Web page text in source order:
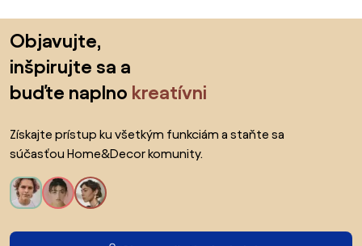
Objavujte,
inšpirujte sa a
buďte naplno kreatívni
Získajte prístup ku všetkým funkciám a staňte sa
súčasťou Home&Decor komunity.